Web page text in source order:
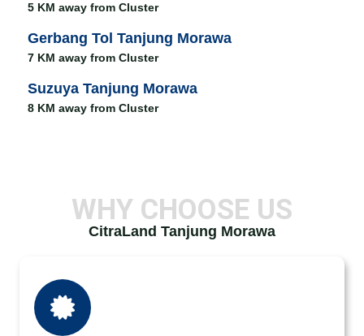
5 KM away from Cluster
Gerbang Tol Tanjung Morawa
7 KM away from Cluster
Suzuya Tanjung Morawa
8 KM away from Cluster
WHY CHOOSE US
CitraLand Tanjung Morawa